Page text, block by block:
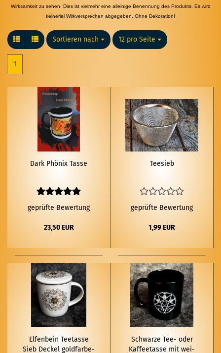
Wirksamkeit zu sehen. Dies ist vielmehr eine alleinige Benennung des Produkts. Es wird
keinerlei Wirkversprechen abgegeben. Ohne Dekoration!
Sortieren nach
Sortieren nach 12 pro Seite
pro Seite
1
Dark Phö­nix Tasse
geprüfte Bewertung
23,50 EUR
Tee­sieb
geprüfte Bewertung
1,99 EUR
El­fen­bein Tee­tas­se
Sieb De­ckel gold­far­be­
Schwar­ze Tee- oder
Kaf­fee­tas­se mit wei­